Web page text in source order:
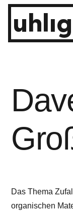
Zum
Inhalt
springen
Das Thema
organischen